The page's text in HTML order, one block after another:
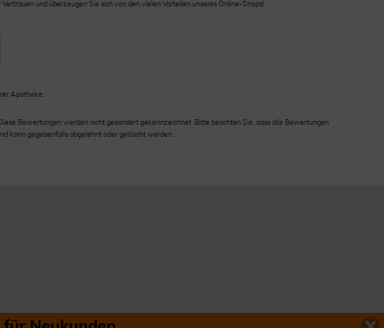
und überzeugen Sie sich von den vielen Vorteilen unseres Online-Shops!
Apotheke.
Bewertungen werden nicht gesondert gekennzeichnet. Bitte beachten Sie, dass alle Bewertungen
kann gegebenfalls abgelehnt oder gelöscht werden.